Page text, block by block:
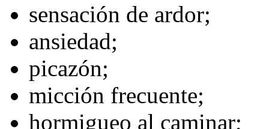
sensación de ardor;
ansiedad;
picazón;
micción frecuente;
hormigueo al caminar;